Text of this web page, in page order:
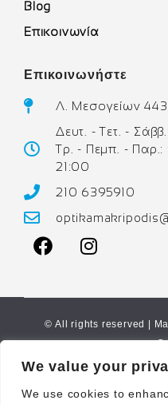
We value your
We use cookies to
Blog
Επικοινωνία
Επικοινωνήστε
Λ. Μεσογείων
Δευτ. - Τετ. -
Τρ. - Πεμπ. -
21:00
210 6395910
© All rights reserved |